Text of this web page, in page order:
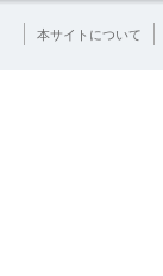
本サイトについて